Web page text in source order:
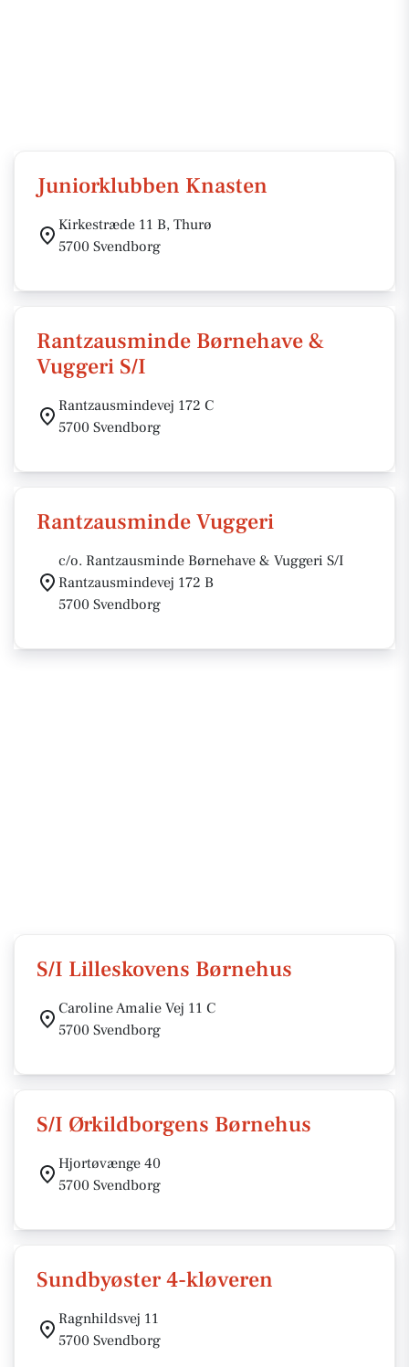
Juniorklubben Knasten
Kirkestræde 11 B, Thurø
5700 Svendborg
Rantzausminde Børnehave &
Vuggeri S/I
Rantzausmindevej 172 C
5700 Svendborg
Rantzausminde Vuggeri
c/o. Rantzausminde Børnehave & Vuggeri S/I
Rantzausmindevej 172 B
5700 Svendborg
S/I Lilleskovens Børnehus
Caroline Amalie Vej 11 C
5700 Svendborg
S/I Ørkildborgens Børnehus
Hjortøvænge 40
5700 Svendborg
Sundbyøster 4-kløveren
Ragnhildsvej 11
5700 Svendborg